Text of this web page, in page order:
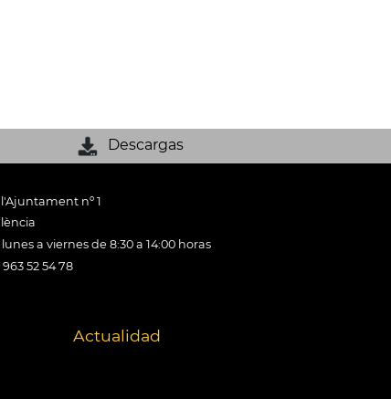
Descargas
nº 1
a viernes de 8:30 a 14:00 horas
52 54 78
Actualidad